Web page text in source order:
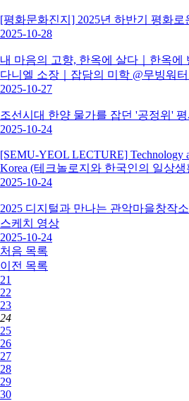
[평화문화진지] 2025년 하반기 평화로
2025-10-28
내 마음의 고향, 한옥에 살다｜한옥에
다니엘 소장｜잡담의 미학 @무빙워터
2025-10-27
조선시대 한양 물가를 잡던 '공정위' 평
2025-10-24
[SEMU-YEOL LECTURE] Technology
Korea (테크놀로지와 한국인의 일상생
2025-10-24
2025 디지털과 만나는 관악마을창작
스케치 영상
2025-10-24
처음 목록
이전 목록
21
22
23
24
25
26
27
28
29
30